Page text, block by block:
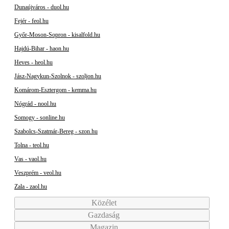
Dunaújváros - duol.hu
Fejér - feol.hu
Győr-Moson-Sopron - kisalfold.hu
Hajdú-Bihar - haon.hu
Heves - heol.hu
Jász-Nagykun-Szolnok - szoljon.hu
Komárom-Esztergom - kemma.hu
Nógrád - nool.hu
Somogy - sonline.hu
Szabolcs-Szatmár-Bereg - szon.hu
Tolna - teol.hu
Vas - vaol.hu
Veszprém - veol.hu
Zala - zaol.hu
Közélet
Gazdaság
Magazin